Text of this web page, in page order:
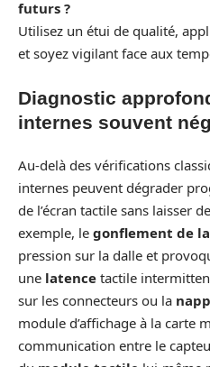
futurs ?
Utilisez un étui de qualité,
et soyez vigilant face aux
Diagnostic
internes souvent
Au-delà des vérifications
internes peuvent dégrader
de l’écran tactile sans laisser
exemple, le gonflement de
pression sur la dalle et
une latence tactile
sur les connecteurs ou la
module d’affichage à la carte
communication entre le